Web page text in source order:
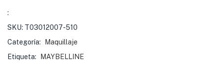
:
SKU: T03012007-510
Categoría:
Maquillaje
Etiqueta:
MAYBELLINE